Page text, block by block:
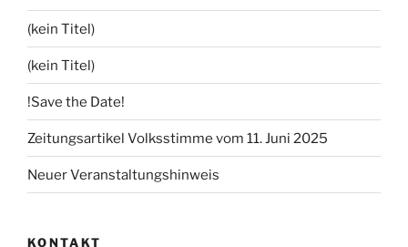
(kein Titel)
(kein Titel)
!Save the Date!
Zeitungsartikel Volksstimme vom 11. Juni 2025
Neuer Veranstaltungshinweis
KONTAKT